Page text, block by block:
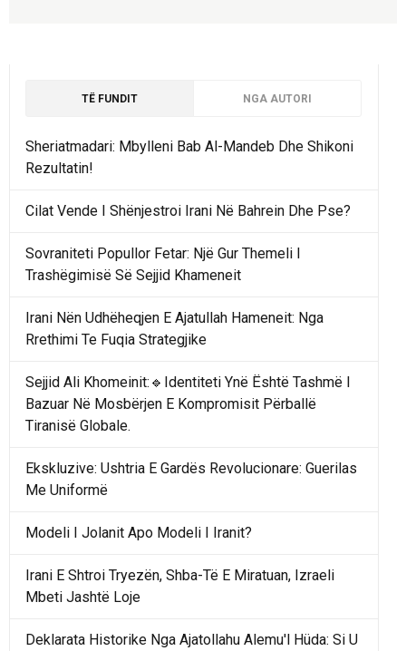
TË FUNDIT NGA AUTORI
Sheriatmadari: Mbylleni Bab Al-Mandeb Dhe Shikoni
Rezultatin!
Cilat Vende I Shënjestroi Irani Në Bahrein Dhe Pse?
Sovraniteti Popullor Fetar: Një Gur Themeli I
Trashëgimisë Së Sejjid Khameneit
Irani Nën Udhëheqjen E Ajatullah Hameneit: Nga
Rrethimi Te Fuqia Strategjike
Sejjid Ali Khomeinit:🔹Identiteti Ynë Është Tashmë I
Bazuar Në Mosbërjen E Kompromisit Përballë
Tiranisë Globale.
Ekskluzive: Ushtria E Gardës Revolucionare: Guerilas
Me Uniformë
Modeli I Jolanit Apo Modeli I Iranit?
Irani E Shtroi Tryezën, Shba-Të E Miratuan, Izraeli
Mbeti Jashtë Loje
Deklarata Historike Nga Ajatollahu Alemu'l Hüda: Si U